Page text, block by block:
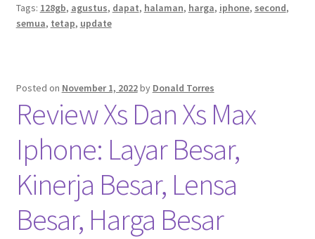
Tags: 128gb, agustus, dapat, halaman, harga, iphone, second,
semua, tetap, update
Posted on November 1, 2022by Donald Torres
Review Xs Dan Xs Max
Iphone: Layar Besar,
Kinerja Besar, Lensa
Besar, Harga Besar